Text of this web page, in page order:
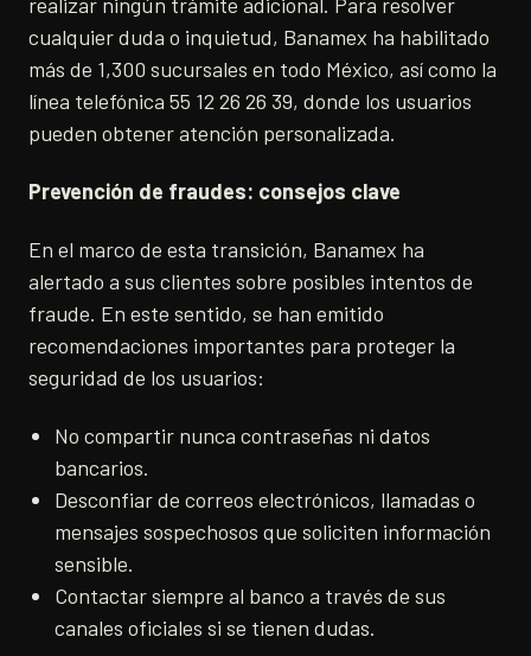
cualquier duda o inquietud, Banamex ha habilitado
más de 1,300 sucursales en todo México, así como la
línea telefónica 55 12 26 26 39, donde los usuarios
pueden obtener atención personalizada.
Prevención de fraudes: consejos clave
En el marco de esta transición, Banamex ha
alertado a sus clientes sobre posibles intentos de
fraude. En este sentido, se han emitido
recomendaciones importantes para proteger la
seguridad de los usuarios:
No compartir nunca contraseñas ni datos
bancarios.
Desconfiar de correos electrónicos, llamadas o
mensajes sospechosos que soliciten información
sensible.
Contactar siempre al banco a través de sus
canales oficiales si se tienen dudas.